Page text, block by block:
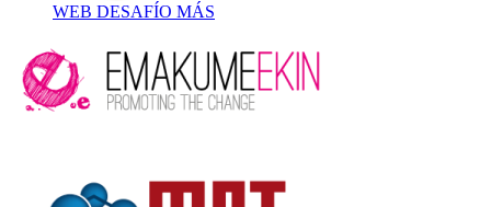
WEB DESAFÍO MÁS